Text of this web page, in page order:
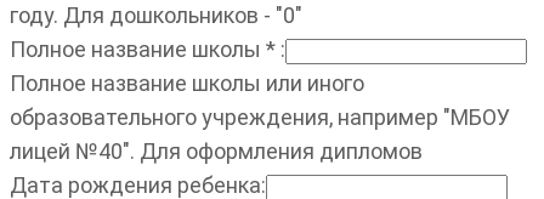
году. Для дошкольников - "0"
Полное название школы * :
Полное название школы или иного
образовательного учреждения, например "МБОУ
лицей №40". Для оформления дипломов
Дата рождения ребенка: